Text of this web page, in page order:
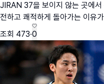
JIRAN 37을 보이지 않는 곳에
전하고 쾌적하게 돌아가는 이유
조회 473·0